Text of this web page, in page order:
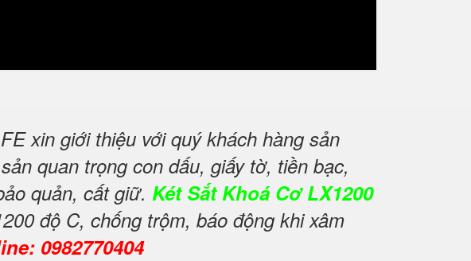
xin giới thiệu với quý khách hàng sản
quan trọng con dấu, giấy tờ, tiền bạc,
quản, cất giữ. Két Sắt Khoá Cơ LX1200
độ C, chống trộm, báo động khi xâm
0982770404